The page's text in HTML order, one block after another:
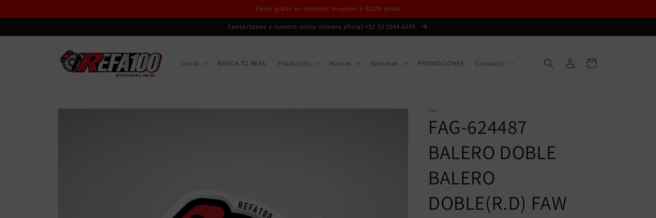
al contenido
Envió gratis en compras mayores a $1200 pesos
Contáctanos a nuestro único número oficial +52 33 1944 6259
Inicio BUSCA TU REFA Productos Marcas Sistemas PROMOCIONES Contacto
Iniciar
sesión
Carrito
directamente
FAG
FAG-624487
BALERO DOBLE
BALERO
DOBLE(R.D) FAW